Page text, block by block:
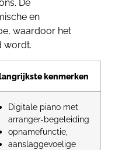
De
en
waardoor het
wordt.
kenmerken
Digitale piano met
arranger-begeleiding
opnamefunctie,
aanslaggevoelige